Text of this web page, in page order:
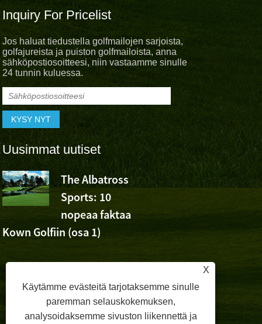
Inquiry For Pricelist
Jos haluat tiedustella golfmailojen sarjoista,
golfajureista ja puiston golfmailoista, anna
sähköpostiosoitteesi, niin vastaamme sinulle
24 tunnin kuluessa.
Uusimmat uutiset
The Albatross
Sports: 10
nopeaa faktaa
Kown Golfiin (osa 1)
Albatross
X
Käytämme evästeitä tarjotaksemme sinulle
paremman selauskokemuksen,
analysoidaksemme sivuston liikennettä ja